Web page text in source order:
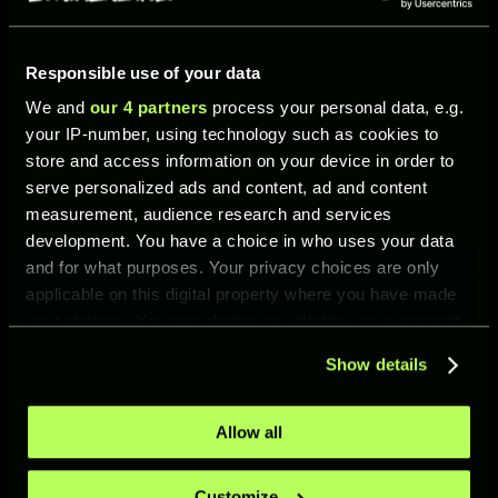
Responsible use of your data
We and our 4 partners process your personal data, e.g.
your IP-number, using technology such as cookies to
store and access information on your device in order to
serve personalized ads and content, ad and content
measurement, audience research and services
development. You have a choice in who uses your data
and for what purposes. Your privacy choices are only
applicable on this digital property where you have made
If you allow, we would also like to:
Collect information about your geographical location
Show details
Allow all
nuevos paquetes Pre-Season, inspirados en
¿QUÉ HAY DE NUEVO EN UFL?
NUEVO MODO TORNEOS PVP
duración limitada, entre
jugadores humanos. Solo
se puede participar una
vez en cada torneo. Los